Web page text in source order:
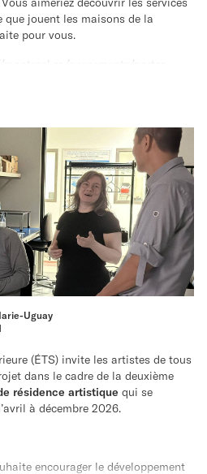
jouent les maisons de la
pour vous.
montreal.ca/evenements/portes-
conseils-et-decouvertes-
Uguay
(ÉTS) invite les artistes de tous
dans le cadre de la deuxième
résidence artistique qui se
à décembre 2026.
encourager le développement